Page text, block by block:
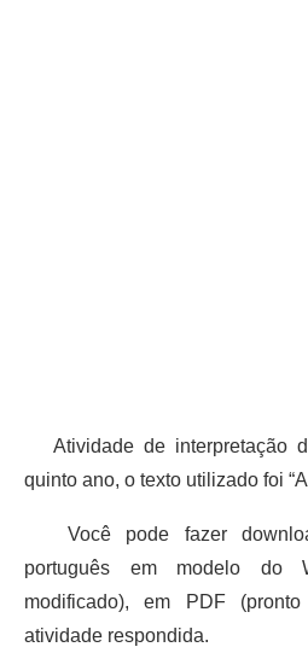
Atividade de interpretação
quinto ano, o texto utilizado foi
Você pode fazer
português em modelo do
modificado), em PDF
atividade respondida.